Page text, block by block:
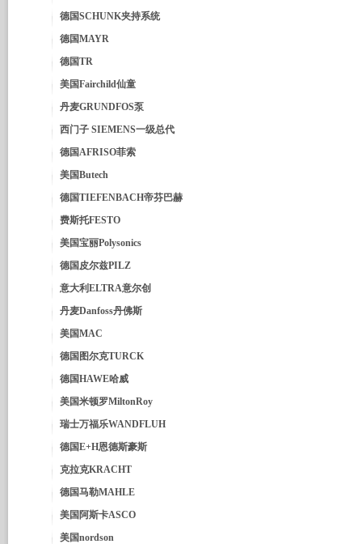
德国SCHUNK夹持系统
德国MAYR
德国TR
美国Fairchild仙童
丹麦GRUNDFOS泵
西门子 SIEMENS一级总代
德国AFRISO菲索
美国Butech
德国TIEFENBACH帝芬巴赫
费斯托FESTO
美国宝丽Polysonics
德国皮尔兹PILZ
意大利ELTRA意尔创
丹麦Danfoss丹佛斯
美国MAC
德国图尔克TURCK
德国HAWE哈威
美国米顿罗MiltonRoy
瑞士万福乐WANDFLUH
德国E+H恩德斯豪斯
克拉克KRACHT
德国马勒MAHLE
美国阿斯卡ASCO
美国nordson